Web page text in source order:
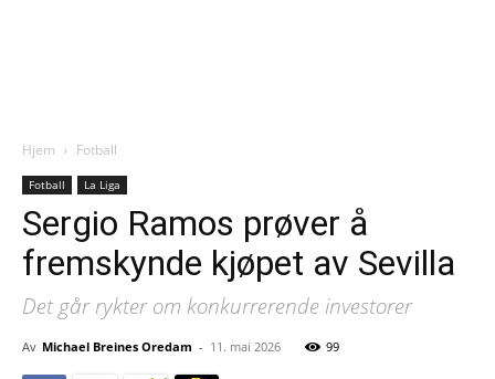
Hjem Fotball
Fotball La Liga
Sergio Ramos prøver å
fremskynde kjøpet av Sevilla
Det går rykter om konkurrerende investorer
Av Michael Breines Oredam - 11. mai 2026 99